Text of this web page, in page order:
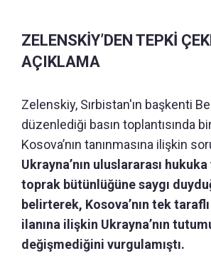
ZELENSKİY’DEN TEPKİ
AÇIKLAMA
Zelenskiy, Sırbistan'ın başkenti
düzenlediği basın toplantısında
Kosova’nın tanınmasına ilişkin
Ukrayna’nın uluslararası
toprak bütünlüğüne saygı
belirterek, Kosova’nın tek taraflı
ilanına ilişkin Ukrayna’nın
değişmediğini vurgulamıştı.